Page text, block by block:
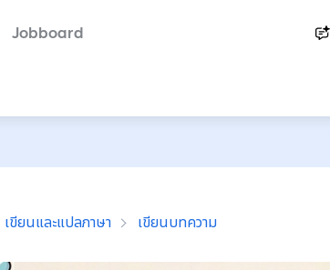
Jobboard
เขียนและแปลภาษา เขียนบทความ